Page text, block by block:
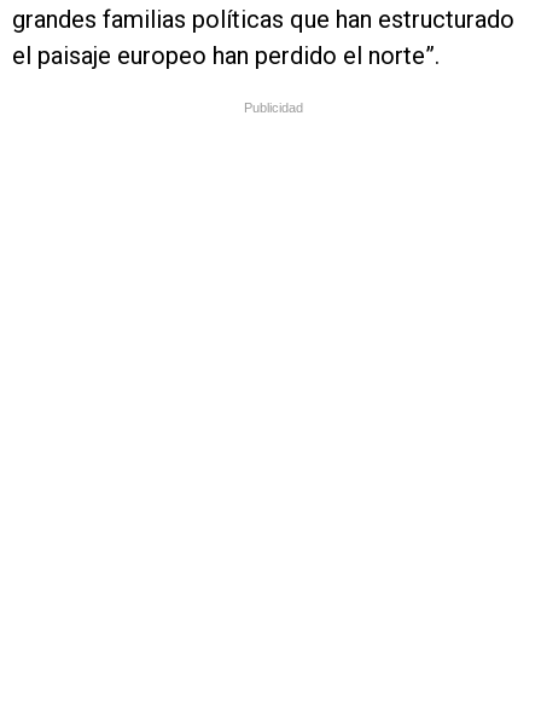
grandes familias políticas que han estructurado
el paisaje europeo han perdido el norte”.
Publicidad